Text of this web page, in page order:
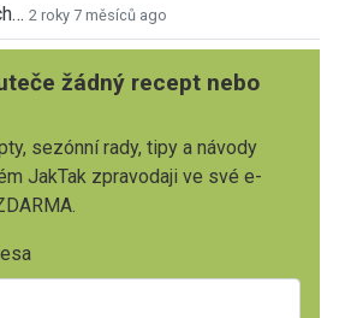
2 roky 7 měsíců ago
žádný recept nebo
sezónní rady, tipy a návody
JakTak zpravodaji ve své e-